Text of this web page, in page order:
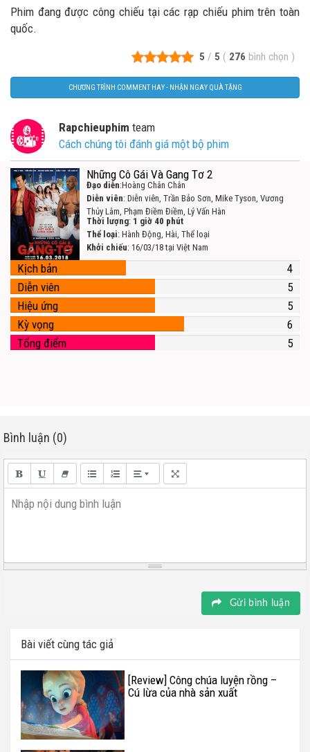
Phim đang được công chiếu tại các rạp chiếu phim trên toàn
quốc.
5 / 5 ( 276 bình chọn )
CHƯƠNG TRÌNH COMMENT HAY - NHẬN NGAY QUÀ TẶNG
Rapchieuphim team
Cách chúng tôi đánh giá một bộ phim
Những Cô Gái Và Gang Tơ 2
Đạo diễn:Hoàng Chân Chân
Diễn viên: Diễn viên, Trần Bảo Sơn, Mike Tyson, Vương
Thủy Lâm, Phạm Điềm Điềm, Lý Vấn Hàn
Thời lượng: 1 giờ 40 phút
Thể loại: Hành Động, Hài, Thể loại
Khởi chiếu: 16/03/18 tại Việt Nam
Kịch bản
4
Diễn viên
5
Hiệu ứng
5
Kỳ vọng
6
Tổng điểm
5
Bình luận (0)
Nhập nội dung bình luận
Gửi bình luận
Bài viết cùng tác giả
[Review] Công chúa luyện rồng –
Cú lừa của nhà sản xuất